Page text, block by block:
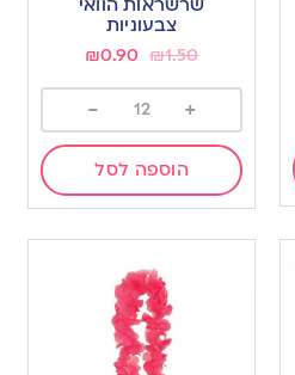
שרשראות הוואי
צבעוניות
₪1.50
₪0.90
+
-
הוספה לסל